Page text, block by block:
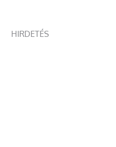
HIRDETÉS